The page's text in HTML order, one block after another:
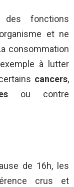
fonctions
et ne
consommation
à lutter
cancers,
ou contre
de 16h, les
crus et